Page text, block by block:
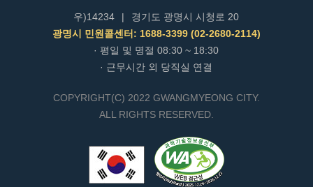
우)14234 |
경기도 광명시 시청로 20
광명시 민원콜센터: 1688-3399 (02-2680-2114)
· 평일 및 명절 08:30 ~ 18:30
· 근무시간 외 당직실 연결
COPYRIGHT(C) 2022 GWANGMYEONG CITY.
ALL RIGHTS RESERVED.